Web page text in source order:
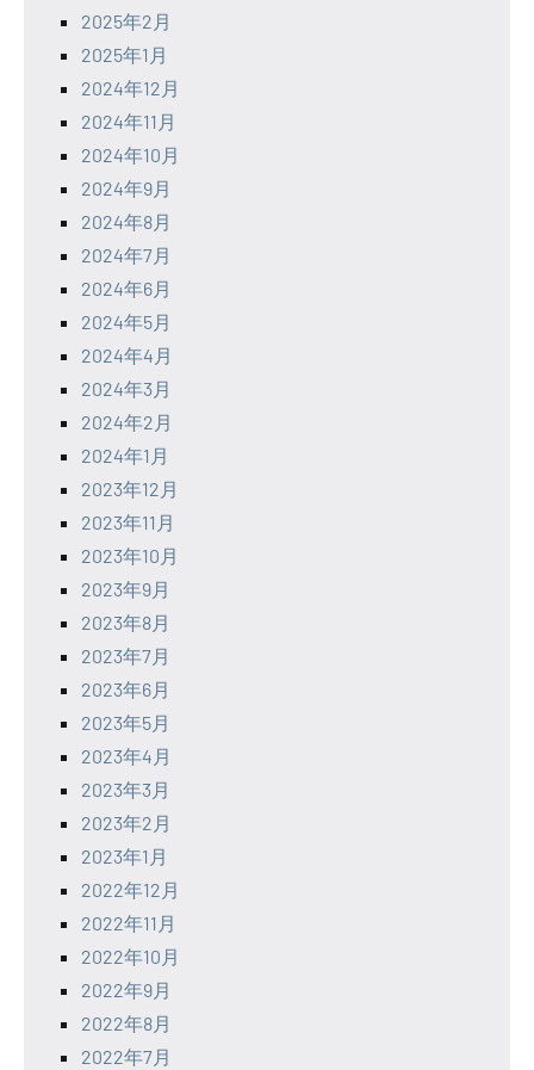
2025年2月
2025年1月
2024年12月
2024年11月
2024年10月
2024年9月
2024年8月
2024年7月
2024年6月
2024年5月
2024年4月
2024年3月
2024年2月
2024年1月
2023年12月
2023年11月
2023年10月
2023年9月
2023年8月
2023年7月
2023年6月
2023年5月
2023年4月
2023年3月
2023年2月
2023年1月
2022年12月
2022年11月
2022年10月
2022年9月
2022年8月
2022年7月